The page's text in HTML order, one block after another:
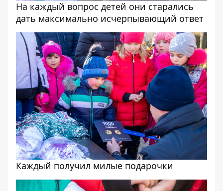
На каждый вопрос детей они старались
дать максимально исчерпывающий ответ
Каждый получил милые подарочки